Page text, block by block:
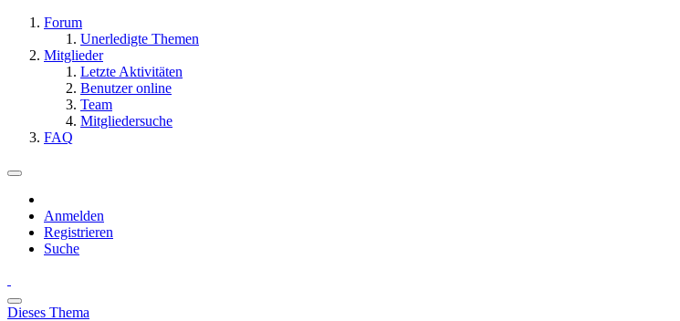
Forum
Unerledigte Themen
Mitglieder
Letzte Aktivitäten
Benutzer online
Team
Mitgliedersuche
FAQ
Anmelden
Registrieren
Suche
Dieses Thema